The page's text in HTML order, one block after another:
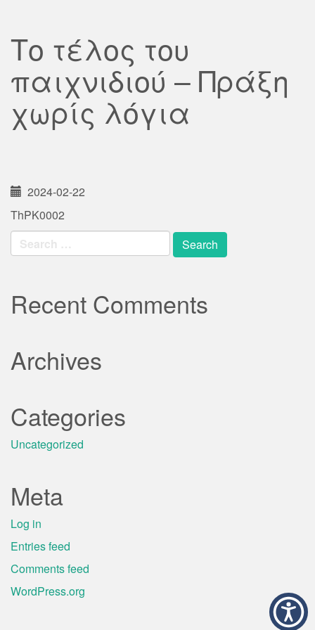
Το τέλος του
παιχνιδιού – Πράξη
χωρίς λόγια
2024-02-22
ThPK0002
Search
for:
Recent Comments
Archives
Categories
Uncategorized
Meta
Log in
Entries feed
Comments feed
WordPress.org